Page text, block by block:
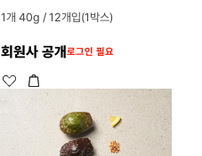
1개 40g / 12개입(1박스)
회원사 공개로그인 필요